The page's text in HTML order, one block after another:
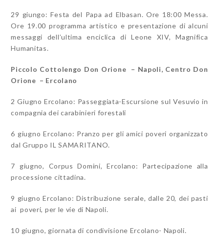
29 giungo: Festa del Papa ad Elbasan. Ore 18:00 Messa.
Ore 19.00 programma artistico e presentazione di alcuni
messaggi dell’ultima enciclica di Leone XIV, Magnifica
Humanitas.
Piccolo Cottolengo Don Orione – Napoli, Centro Don
Orione – Ercolano
2 Giugno Ercolano: Passeggiata-Escursione sul Vesuvio in
compagnia dei carabinieri forestali
6 giugno Ercolano: Pranzo per gli amici poveri organizzato
dal Gruppo IL SAMARITANO.
7 giugno, Corpus Domini, Ercolano: Partecipazione alla
processione cittadina.
9 giugno Ercolano: Distribuzione serale, dalle 20, dei pasti
ai poveri, per le vie di Napoli.
10 giugno, giornata di condivisione Ercolano- Napoli.